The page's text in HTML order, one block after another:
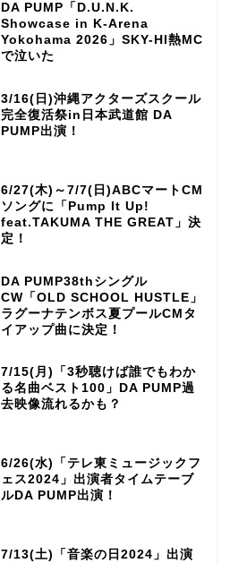
DA PUMP「D.U.N.K.
Showcase in K-Arena
Yokohama 2026」SKY-HI熱MC
で泣いた
3/16(日)沖縄アクターズスクール
完全復活祭in日本武道館 DA
PUMP出演！
6/27(木)～7/7(日)ABCマートCM
ソングに「Pump It Up!
feat.TAKUMA THE GREAT」決
定！
DA PUMP38thシングル
CW「OLD SCHOOL HUSTLE」
ラグーナテンボス夏プールCMタ
イアップ曲に決定！
7/15(月)「3秒聴けば誰でもわか
る名曲ベスト100」DA PUMP過
去映像流れるかも？
6/26(水)「テレ東ミュージックフ
ェス2024」出演者タイムテーブ
ルDA PUMP出演！
7/13(土)「音楽の日2024」出演